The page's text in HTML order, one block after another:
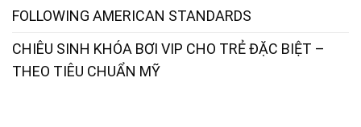
FOLLOWING AMERICAN STANDARDS
CHIÊU SINH KHÓA BƠI VIP CHO TRẺ ĐẶC BIỆT –
THEO TIÊU CHUẨN MỸ